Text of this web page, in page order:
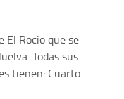
El Rocio que se
Todas sus
tienen: Cuarto